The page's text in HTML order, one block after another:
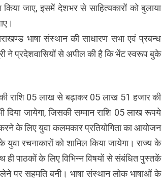
जाए, इसमें देशभर से साहित्यकारों को बुलाया
भाषा संस्थान की साधारण सभा एवं प्रबन्ध
ने प्रदेशवासियों से अपील की है कि भेंट स्वरूप बुके
की राशि 05 लाख से बढ़ाकर 05 लाख 51 हजार की
दिया जायेगा, जिसकी सम्मान राशि 05 लाख रूपये
करने के लिए युवा कलमकार प्रतियोगिता का आयोजन
रचनाकारों को शामिल किया जायेगा। राज्य के
पाठकों के लिए विभिन्न विषयों से संबंधित पुस्तकें
पर सहमति बनी। भाषा संस्थान लोक भाषाओं के